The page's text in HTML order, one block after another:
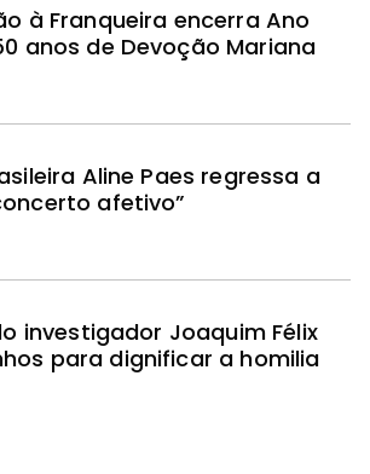
à Franqueira encerra Ano
anos de Devoção Mariana
Aline Paes regressa a
afetivo”
investigador Joaquim Félix
para dignificar a homilia